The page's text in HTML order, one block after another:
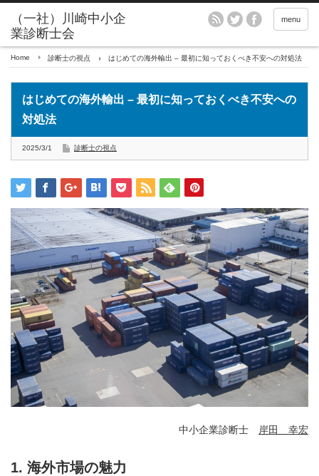
menu
Home 診断士の視点 はじめての海外輸出 – 最初に知っておくべき不安への対処法
はじめての海外輸出 – 最初に知っておくべき不安への
対処法
2025/3/1 診断士の視点
中小企業診断士 岸田 幸宏
1. 海外市場の魅力